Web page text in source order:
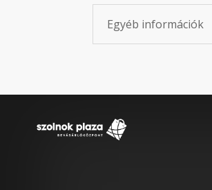
Egyéb információk